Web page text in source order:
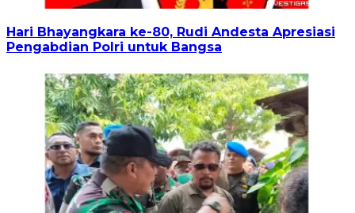
Hari Bhayangkara ke-80, Rudi Andesta Apresiasi
Pengabdian Polri untuk Bangsa